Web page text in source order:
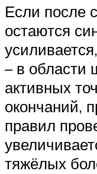
Если после
остаются
– в области
активных
окончаний,
правил
тяжёлых